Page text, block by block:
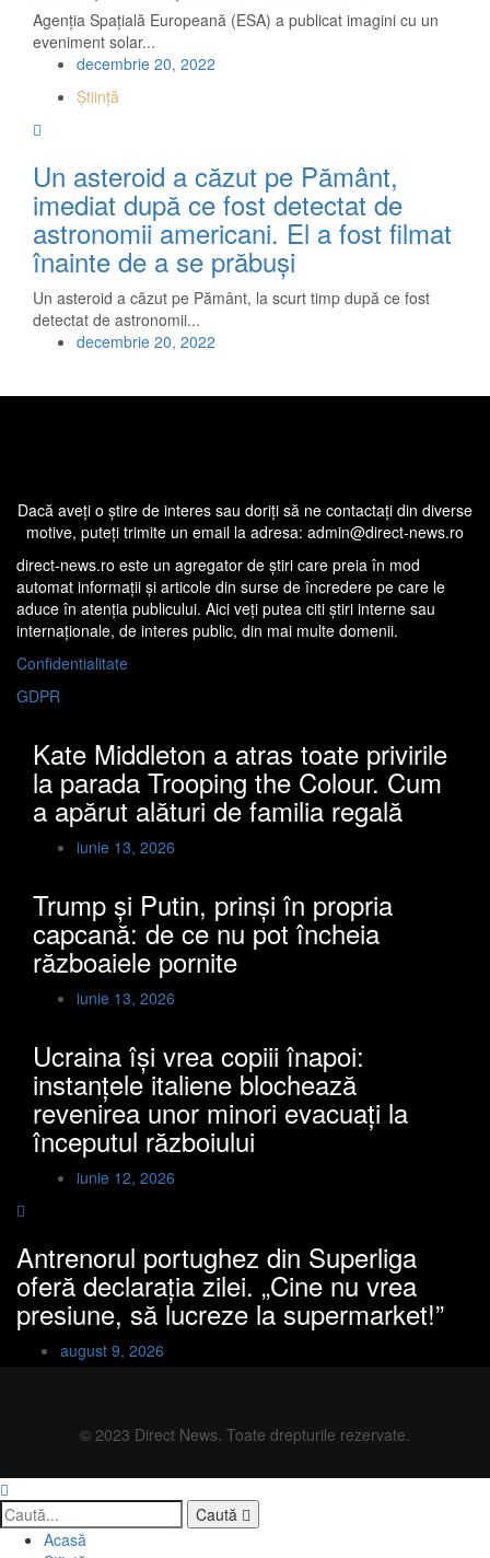
Agenția Spațială Europeană (ESA) a publicat imagini cu un
eveniment solar...
decembrie 20, 2022
Știință
Un asteroid a căzut pe Pământ,
imediat după ce fost detectat de
astronomii americani. El a fost filmat
înainte de a se prăbuşi
Un asteroid a căzut pe Pământ, la scurt timp după ce fost
detectat de astronomii...
decembrie 20, 2022
Dacă aveţi o ştire de interes sau doriţi să ne contactaţi din diverse
motive, puteţi trimite un email la adresa: admin@direct-news.ro
direct-news.ro este un agregator de ştiri care preia în mod
automat informaţii şi articole din surse de încredere pe care le
aduce în atenţia publicului. Aici veţi putea citi ştiri interne sau
internaţionale, de interes public, din mai multe domenii.
Confidentialitate
GDPR
Kate Middleton a atras toate privirile
la parada Trooping the Colour. Cum
a apărut alături de familia regală
iunie 13, 2026
Trump și Putin, prinși în propria
capcană: de ce nu pot încheia
războaiele pornite
iunie 13, 2026
Ucraina își vrea copiii înapoi:
instanțele italiene blochează
revenirea unor minori evacuați la
începutul războiului
iunie 12, 2026
Antrenorul portughez din Superliga
oferă declarația zilei. „Cine nu vrea
presiune, să lucreze la supermarket!”
august 9, 2026
© 2023 Direct News. Toate drepturile rezervate.
Caută
Acasă